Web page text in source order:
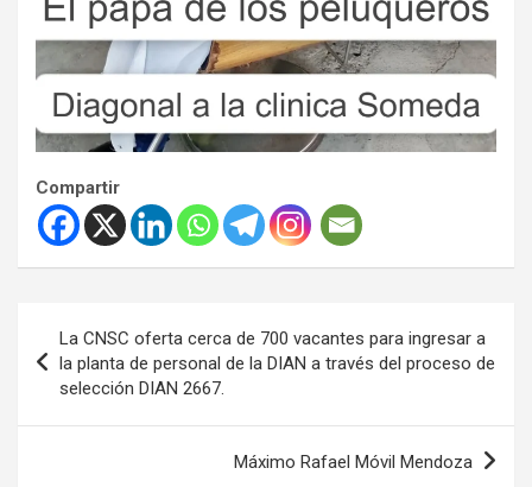
Compartir
de
entradas
La CNSC oferta cerca de 700 vacantes para ingresar a
la planta de personal de la DIAN a través del proceso de
selección DIAN 2667.
Máximo Rafael Móvil Mendoza